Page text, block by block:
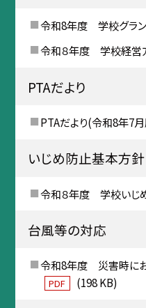
令和8年度 学校グラン
令和８年度 学校経営
PTAだより
PTAだより(令和8年7
いじめ防止基本方針
令和８年度 学校いじ
台風等の対応
令和8年度 災害時に
PDF (198 KB)